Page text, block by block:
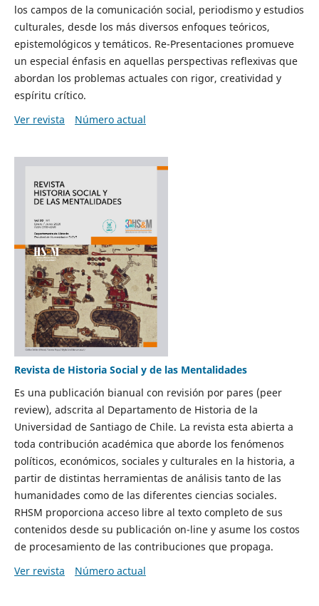
los campos de la comunicación social, periodismo y estudios
culturales, desde los más diversos enfoques teóricos,
epistemológicos y temáticos. Re-Presentaciones promueve
un especial énfasis en aquellas perspectivas reflexivas que
abordan los problemas actuales con rigor, creatividad y
espíritu crítico.
Ver revista
Número actual
Revista de Historia Social y de las Mentalidades
Es una publicación bianual con revisión por pares (peer
review), adscrita al Departamento de Historia de la
Universidad de Santiago de Chile. La revista esta abierta a
toda contribución académica que aborde los fenómenos
políticos, económicos, sociales y culturales en la historia, a
partir de distintas herramientas de análisis tanto de las
humanidades como de las diferentes ciencias sociales.
RHSM proporciona acceso libre al texto completo de sus
contenidos desde su publicación on-line y asume los costos
de procesamiento de las contribuciones que propaga.
Ver revista
Número actual